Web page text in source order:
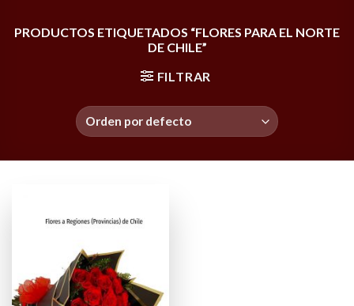
PRODUCTOS ETIQUETADOS “FLORES PARA EL NORTE
DE CHILE”
FILTRAR